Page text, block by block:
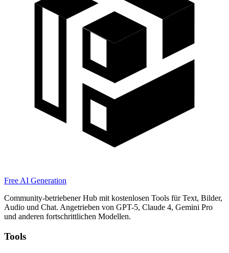
Free AI Generation
Community-betriebener Hub mit kostenlosen Tools für Text, Bilder,
Audio und Chat. Angetrieben von GPT-5, Claude 4, Gemini Pro
und anderen fortschrittlichen Modellen.
Tools